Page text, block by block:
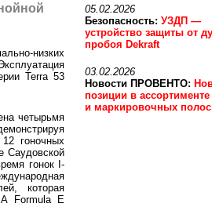
низких
Terra 53
четырьмя
гоночных
Саудовской
гонок I-
которая
Formula E
05.02.2026
Безопасность: УЗДП —
устройство защиты от
пробоя Dekraft
03.02.2026
Новости ПРОВЕНТО:
позиции в
и маркировочных полос